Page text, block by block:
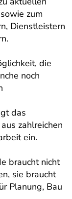
zum
Dienstleistern
die
noch
das
zahlreichen
ein.
braucht nicht
sie braucht
Planung, Bau